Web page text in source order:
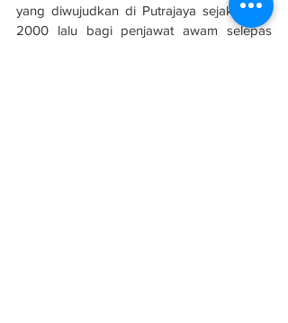
yang diwujudkan di Putrajaya sejak tahun
2000 lalu bagi penjawat awam selepas